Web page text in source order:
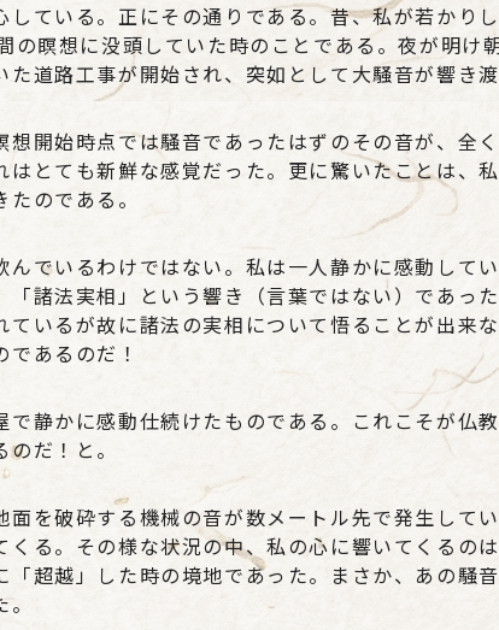
している。正にその通りである。昔、私が若かり
の瞑想に没頭していた時のことである。夜が明け
た道路工事が開始され、突如として大騒音が響き渡
想開始時点では騒音であったはずのその音が、全
はとても新鮮な感覚だった。更に驚いたことは、
のである。
んでいるわけではない。私は一人静かに感動して
「諸法実相」という響き（言葉ではない）であっ
ているが故に諸法の実相について悟ることが出来
あるのだ！
で静かに感動仕続けたものである。これこそが仏
だ！と。
面を破砕する機械の音が数メートル先で発生して
くる。その様な状況の中、私の心に響いてくるの
「超越」した時の境地であった。まさか、あの騒